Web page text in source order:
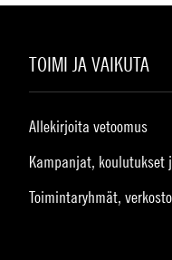
TOIMI JA VAIKUTA
Allekirjoita vetoomus
Kampanjat,
Toimintaryhmät,